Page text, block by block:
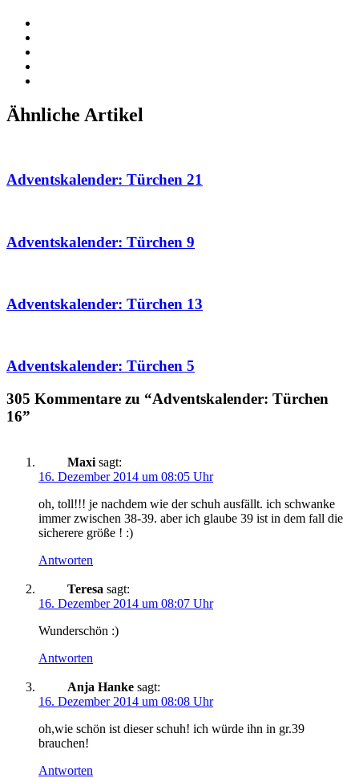
Ähnliche Artikel
Adventskalender: Türchen 21
Adventskalender: Türchen 9
Adventskalender: Türchen 13
Adventskalender: Türchen 5
305 Kommentare zu “Adventskalender: Türchen
16”
Maxi sagt:
16. Dezember 2014 um 08:05 Uhr
oh, toll!!! je nachdem wie der schuh ausfällt. ich schwanke
immer zwischen 38-39. aber ich glaube 39 ist in dem fall die
sicherere größe ! :)
Antworten
Teresa sagt:
16. Dezember 2014 um 08:07 Uhr
Wunderschön :)
Antworten
Anja Hanke sagt:
16. Dezember 2014 um 08:08 Uhr
oh,wie schön ist dieser schuh! ich würde ihn in gr.39
brauchen!
Antworten